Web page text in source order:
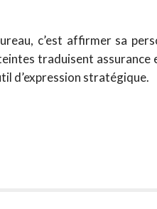
c’est affirmer sa
traduisent
d’expression stratégique.